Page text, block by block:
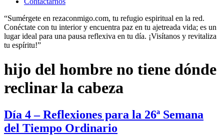
“Sumérgete en rezaconmigo.com, tu refugio espiritual en la red.
Conéctate con tu interior y encuentra paz en tu ajetreada vida; es un
lugar ideal para una pausa reflexiva en tu día. ¡Visítanos y revitaliza
tu espíritu!”
hijo del hombre no tiene dónde
reclinar la cabeza
Día 4 – Reflexiones para la 26ª Semana
del Tiempo Ordinario